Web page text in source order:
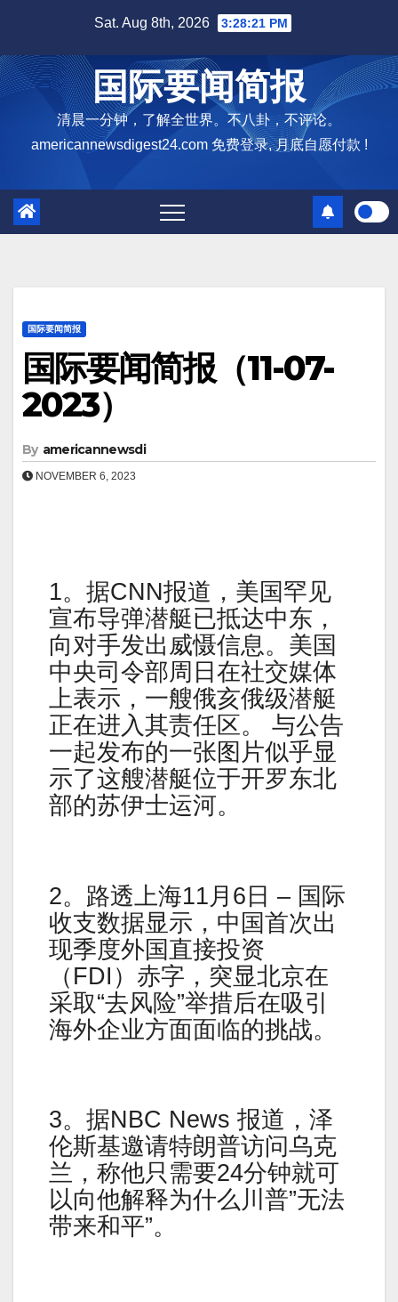
content
Sat. Aug 8th, 2026 3:28:22 PM
国际要闻简报
清晨一分钟，了解全世界。不八卦，不评论。
americannewsdigest24.com 免费登录, 月底自愿付款 !
国际要闻简报
国际要闻简报（11-07-
2023）
By americannewsdi
NOVEMBER 6, 2023
1。据CNN报道，美国罕见
宣布导弹潜艇已抵达中东，
向对手发出威慑信息。美国
中央司令部周日在社交媒体
上表示，一艘俄亥俄级潜艇
正在进入其责任区。 与公告
一起发布的一张图片似乎显
示了这艘潜艇位于开罗东北
部的苏伊士运河。
2。路透上海11月6日 – 国际
收支数据显示，中国首次出
现季度外国直接投资
（FDI）赤字，突显北京在
采取“去风险”举措后在吸引
海外企业方面面临的挑战。
3。据NBC News 报道，泽
伦斯基邀请特朗普访问乌克
兰，称他只需要24分钟就可
以向他解释为什么川普”无法
带来和平”。